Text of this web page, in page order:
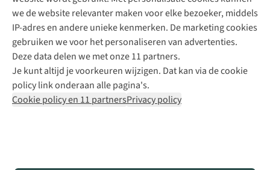
we de website relevanter maken voor elke bezoeker, middels
IP-adres en andere unieke kenmerken. De marketing cookies
gebruiken we voor het personaliseren van advertenties.
Deze data delen we met onze 11 partners.
Je kunt altijd je voorkeuren wijzigen. Dat kan via de cookie
policy link onderaan alle pagina's.
Cookie policy en 11 partnersPrivacy policy